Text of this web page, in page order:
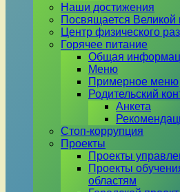
Наши достижения
Посвящается Великой
Центр физического
Горячее питание
Общая
Меню
Примерное меню
Родительский
Анкета
Стоп-коррупция
Проекты
Проекты
Проекты
областям